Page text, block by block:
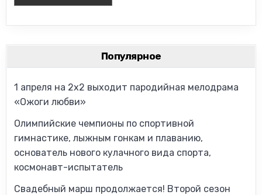
Популярное
1 апреля на 2х2 выходит пародийная мелодрама
«Ожоги любви»
Олимпийские чемпионы по спортивной
гимнастике, лыжным гонкам и плаванию,
основатель нового кулачного вида спорта,
космонавт-испытатель
Свадебный марш продолжается! Второй сезон